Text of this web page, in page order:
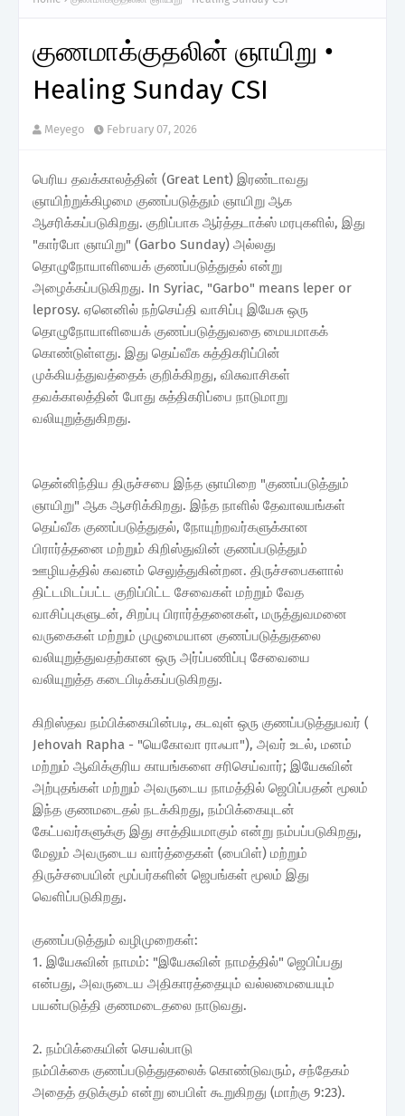
குணமாக்குதலின் ஞாயிறு •
Healing Sunday CSI
Meyego February 07, 2026
பெரிய தவக்காலத்தின் (Great Lent) இரண்டாவது
ஞாயிற்றுக்கிழமை குணப்படுத்தும் ஞாயிறு ஆக
ஆசரிக்கப்படுகிறது. குறிப்பாக ஆர்த்தடாக்ஸ் மரபுகளில், இது
"கார்போ ஞாயிறு" (Garbo Sunday) அல்லது
தொழுநோயாளியைக் குணப்படுத்துதல் என்று
அழைக்கப்படுகிறது. In Syriac, "Garbo" means leper or
leprosy. ஏனெனில் நற்செய்தி வாசிப்பு இயேசு ஒரு
தொழுநோயாளியைக் குணப்படுத்துவதை மையமாகக்
கொண்டுள்ளது. இது தெய்வீக சுத்திகரிப்பின்
முக்கியத்துவத்தைக் குறிக்கிறது, விசுவாசிகள்
தவக்காலத்தின் போது சுத்திகரிப்பை நாடுமாறு
வலியுறுத்துகிறது.
தென்னிந்திய திருச்சபை இந்த ஞாயிறை "குணப்படுத்தும்
ஞாயிறு" ஆக ஆசரிக்கிறது. இந்த நாளில் தேவாலயங்கள்
தெய்வீக குணப்படுத்துதல், நோயுற்றவர்களுக்கான
பிரார்த்தனை மற்றும் கிறிஸ்துவின் குணப்படுத்தும்
ஊழியத்தில் கவனம் செலுத்துகின்றன. திருச்சபைகளால்
திட்டமிடப்பட்ட குறிப்பிட்ட சேவைகள் மற்றும் வேத
வாசிப்புகளுடன், சிறப்பு பிரார்த்தனைகள், மருத்துவமனை
வருகைகள் மற்றும் முழுமையான குணப்படுத்துதலை
வலியுறுத்துவதற்கான ஒரு அர்ப்பணிப்பு சேவையை
வலியுறுத்த கடைபிடிக்கப்படுகிறது.
கிறிஸ்தவ நம்பிக்கையின்படி, கடவுள் ஒரு குணப்படுத்துபவர் (
Jehovah Rapha - "யெகோவா ராஃபா"), அவர் உடல், மனம்
மற்றும் ஆவிக்குரிய காயங்களை சரிசெய்வார்; இயேசுவின்
அற்புதங்கள் மற்றும் அவருடைய நாமத்தில் ஜெபிப்பதன் மூலம்
இந்த குணமடைதல் நடக்கிறது, நம்பிக்கையுடன்
கேட்பவர்களுக்கு இது சாத்தியமாகும் என்று நம்பப்படுகிறது,
மேலும் அவருடைய வார்த்தைகள் (பைபிள்) மற்றும்
திருச்சபையின் மூப்பர்களின் ஜெபங்கள் மூலம் இது
வெளிப்படுகிறது.
குணப்படுத்தும் வழிமுறைகள்:
1. இயேசுவின் நாமம்: "இயேசுவின் நாமத்தில்" ஜெபிப்பது
என்பது, அவருடைய அதிகாரத்தையும் வல்லமையையும்
பயன்படுத்தி குணமடைதலை நாடுவது.
2. நம்பிக்கையின் செயல்பாடு
நம்பிக்கை குணப்படுத்துதலைக் கொண்டுவரும், சந்தேகம்
அதைத் தடுக்கும் என்று பைபிள் கூறுகிறது (மாற்கு 9:23).